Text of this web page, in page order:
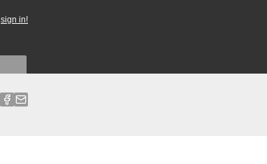
sign in!